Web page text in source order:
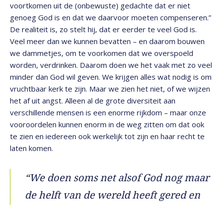
voortkomen uit de (onbewuste) gedachte dat er niet
genoeg God is en dat we daarvoor moeten compenseren.”
De realiteit is, zo stelt hij, dat er eerder te veel God is.
Veel meer dan we kunnen bevatten – en daarom bouwen
we dammetjes, om te voorkomen dat we overspoeld
worden, verdrinken. Daarom doen we het vaak met zo veel
minder dan God wil geven. We krijgen alles wat nodig is om
vruchtbaar kerk te zijn. Maar we zien het niet, of we wijzen
het af uit angst. Alleen al de grote diversiteit aan
verschillende mensen is een enorme rijkdom – maar onze
vooroordelen kunnen enorm in de weg zitten om dat ook
te zien en iedereen ook werkelijk tot zijn en haar recht te
laten komen.
“We doen soms net alsof God nog maar
de helft van de wereld heeft gered en